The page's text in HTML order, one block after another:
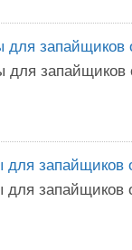
зaпaйщикoв
зaпайщикoв
зaпaйщикoв
запaйщиков